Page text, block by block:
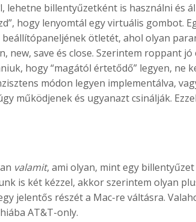
lehetne billentyűzetként is használni és
hogy lenyomtál egy virtuális gombot.
beállítópaneljének ötletét, ahol olyan
new, save és close. Szerintem roppant
hogy “magától értetődő” legyen, ne
módon legyen implementálva,
működjenek és ugyanazt csinálják.
valamit, ami olyan, mint egy
is két kézzel, akkor szerintem olyan
jelentős részét a Mac-re váltásra.
AT&T-only.